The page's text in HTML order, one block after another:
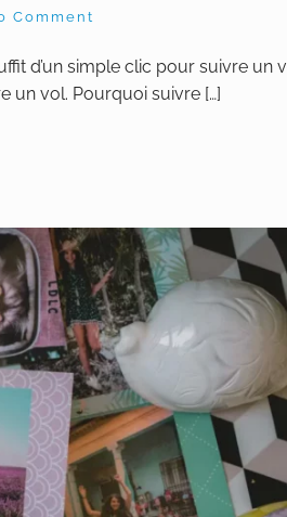
Comment
d’un simple clic pour suivre un
un vol. Pourquoi suivre […]